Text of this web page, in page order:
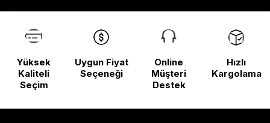
Yüksek
Kaliteli
Seçim
Uygun Fiyat
Seçeneği
Online
Müşteri
Destek
Hızlı
Kargolama